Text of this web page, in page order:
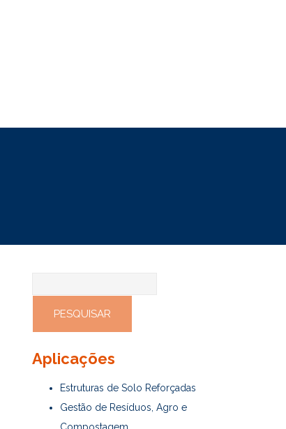
Aplicações
Estruturas de Solo Reforçadas
Gestão de Resíduos, Agro e